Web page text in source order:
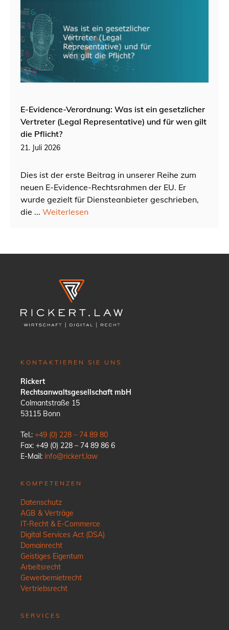
E-Evidence-Verordnung: Was ist ein gesetzlicher
Vertreter (Legal Representative) und für wen gilt
die Pflicht?
21. Juli 2026
Dies ist der erste Beitrag in unserer Reihe zum
neuen E-Evidence-Rechtsrahmen der EU. Er
wurde gezielt für Diensteanbieter geschrieben,
die ... Weiterlesen
KONTAKTIEREN SIE UNS
Rickert
Rechtsanwaltsgesellschaft mbH
Colmantstraße 15
53115 Bonn
Tel.: +49 (0) 228 – 74 89 80
Fax: +49 (0) 228 – 74 89 86 6
E-Mail: info@rickert.law
KOMPETENZEN
Datenschutz
AGB & Verträge
IT-Recht & E-Commerce
Digital Services Act (DSA)
Domainrecht
Geistiges Eigentum
Arbeitsrecht
Gewerbemietrecht
Vertriebsrecht
SERVICES